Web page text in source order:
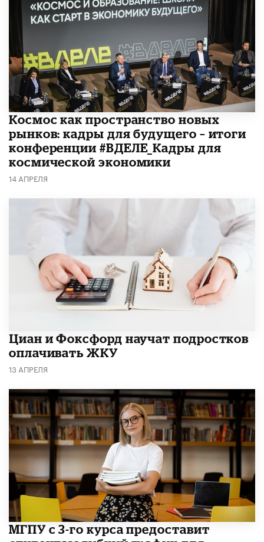
Космос как пространство новых
рынков: кадры для будущего – итоги
конференции #ВДЕЛЕ_Кадры для
космической экономики
14 АПРЕЛЯ
Циан и Фоксфорд научат подростков
оплачивать ЖКУ
13 АПРЕЛЯ
МГПУ с 3-го курса предоставит